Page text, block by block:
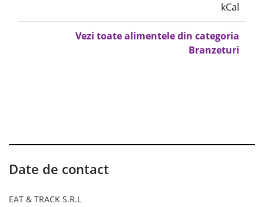
kCal
Vezi toate alimentele din categoria
Branzeturi
Date de contact
EAT & TRACK S.R.L